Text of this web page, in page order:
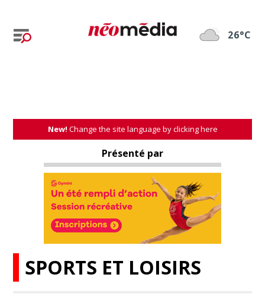
26°C
New! Change the site language by clicking here
Présenté par
SPORTS ET LOISIRS